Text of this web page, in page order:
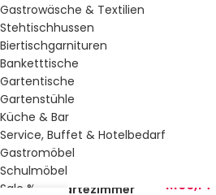
Gastrowäsche & Textilien
Stehtischhussen
Biertischgarnituren
Banketttische
Gartentische
Gartenstühle
Küche & Bar
Service, Buffet & Hotelbedarf
Gastromöbel
Schulmöbel
Sale %
Wartezimmer 1.166,14